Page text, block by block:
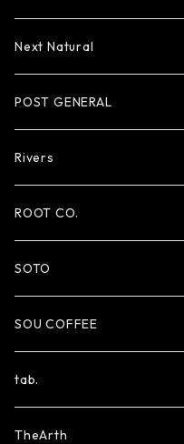
Next Natural
POST GENERAL
Rivers
ROOT CO.
SOTO
SOU COFFEE
tab.
TheArth